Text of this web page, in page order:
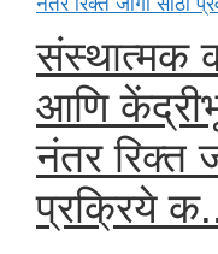
संस्थात्मक
आणि
नंतर रिक्त
प्रक्रिये